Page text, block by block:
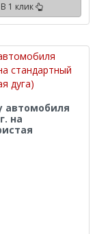
В 1 клик
автомобиля
на